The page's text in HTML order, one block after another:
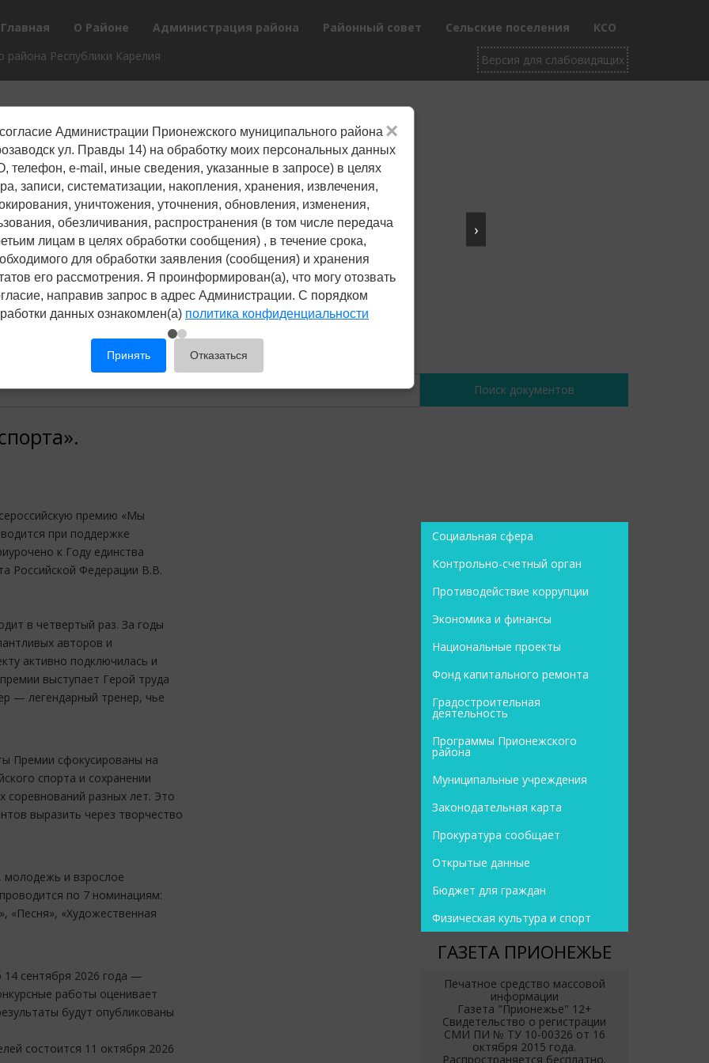
×
Администрации Прионежского муниципального района
ул. Правды 14) на обработку моих персональных данных
телефон, е-mail, иные сведения, указанные в запросе) в целях
записи, систематизации, накопления, хранения, извлечения,
уничтожения, уточнения, обновления, изменения,
обезличивания, распространения (в том числе передача
лицам в целях обработки сообщения) , в течение срока,
для обработки заявления (сообщения) и хранения
его рассмотрения. Я проинформирован(а), что могу отозвать
направив запрос в адрес Администрации. С порядком
данных ознакомлен(а) политика конфиденциальности
Принять Отказаться
Главная О Районе Администрация района Районный совет Сельские поселения
КСО
Республики Карелия
›
премию «Мы
при поддержке
к Году единства
Российской Федерации В.В.
в четвертый раз. За годы
авторов и
активно подключилась и
выступает Герой труда
— легендарный тренер, чье
Премии сфокусированы на
спорта и сохранении
соревнований разных лет. Это
выразить через творчество
молодежь и взрослое
по 7 номинациям:
«Песня», «Художественная
14 сентября 2026 года —
работы оценивает
будут опубликованы
состоится 11 октября 2026
Социальная сфера
Контрольно-счетный орган
Противодействие коррупции
Экономика и финансы
Национальные проекты
Фонд капитального ремонта
Градостроительная
деятельность
Программы Прионежского
района
Муниципальные учреждения
Законодательная карта
Прокуратура сообщает
Открытые данные
Бюджет для граждан
Физическая культура и спорт
ГАЗЕТА ПРИОНЕЖЬЕ
Печатное средство массовой
информации
Газета "Прионежье" 12+
Свидетельство о регистрации
СМИ ПИ № ТУ 10-00326 от 16
октября 2015 года.
Распространяется бесплатно.